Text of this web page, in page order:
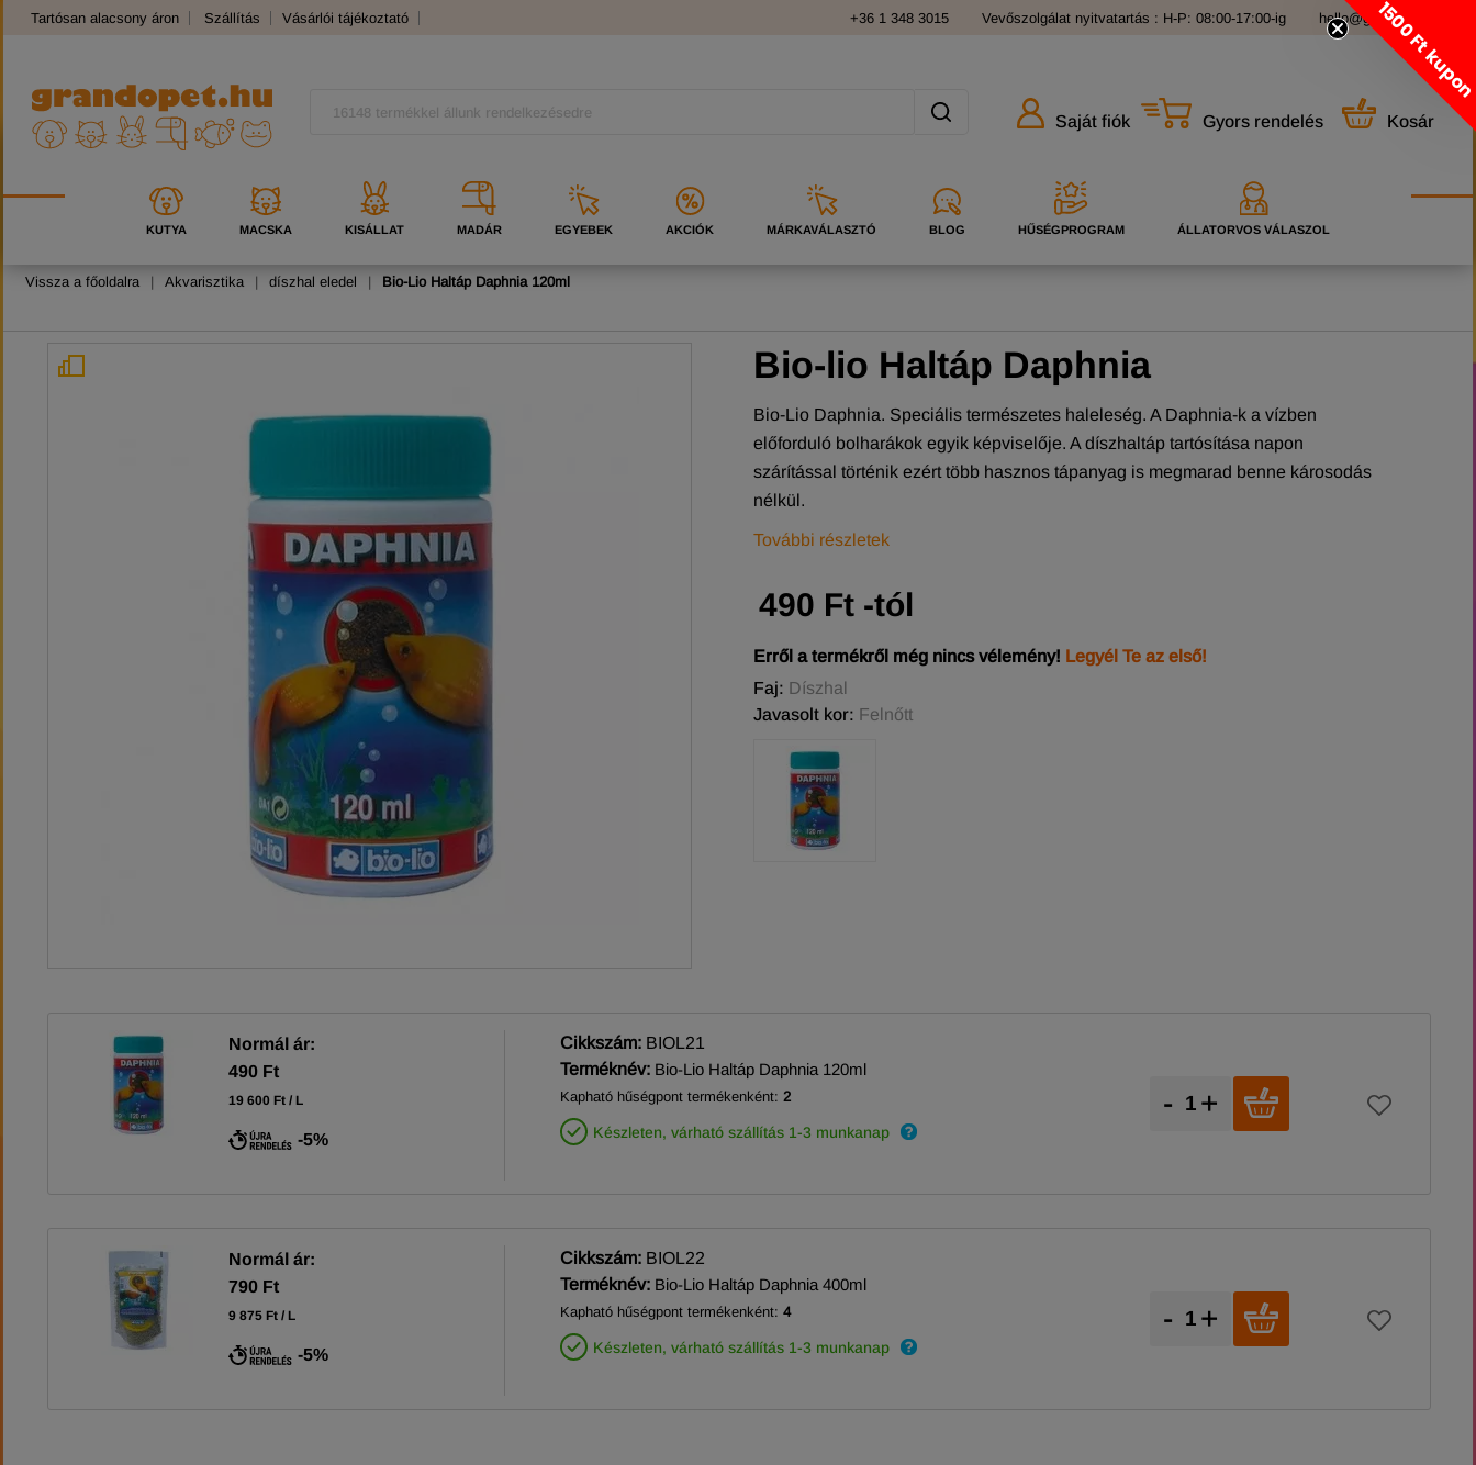
Tartósan alacsony áron Szállítás Vásárlói tájékoztató +36 1 348 3015 Vevőszolgálat nyitvatartás : H-P: 08:00-17:00-ig hello@grandopet.hu
Saját fiók Gyors rendelés Kosár
KUTYA MACSKA KISÁLLAT MADÁR EGYEBEK AKCIÓK MÁRKAVÁLASZTÓ BLOG HŰSÉGPROGRAM ÁLLATORVOS VÁLASZOL
Vissza a főoldalra | Akvarisztika | díszhal eledel | Bio-Lio Haltáp Daphnia 120ml
Bio-lio Haltáp Daphnia
Bio-Lio Daphnia. Speciális természetes haleleség. A Daphnia-k a vízben
előforduló bolharákok egyik képviselője. A díszhaltáp tartósítása napon
szárítással történik ezért több hasznos tápanyag is megmarad benne károsodás
nélkül.
További részletek
490 Ft -tól
Erről a termékről még nincs vélemény! Legyél Te az első!
Faj: Díszhal
Javasolt kor: Felnőtt
Normál ár:
490 Ft
19 600 Ft / L
-5%
Cikkszám: BIOL21
Terméknév: Bio-Lio Haltáp Daphnia 120ml
Kapható hűségpont termékenként: 2
Készleten, várható szállítás 1-3 munkanap
+
-
Normál ár:
790 Ft
9 875 Ft / L
-5%
Cikkszám: BIOL22
Terméknév: Bio-Lio Haltáp Daphnia 400ml
Kapható hűségpont termékenként: 4
Készleten, várható szállítás 1-3 munkanap
+
-
1500 Ft